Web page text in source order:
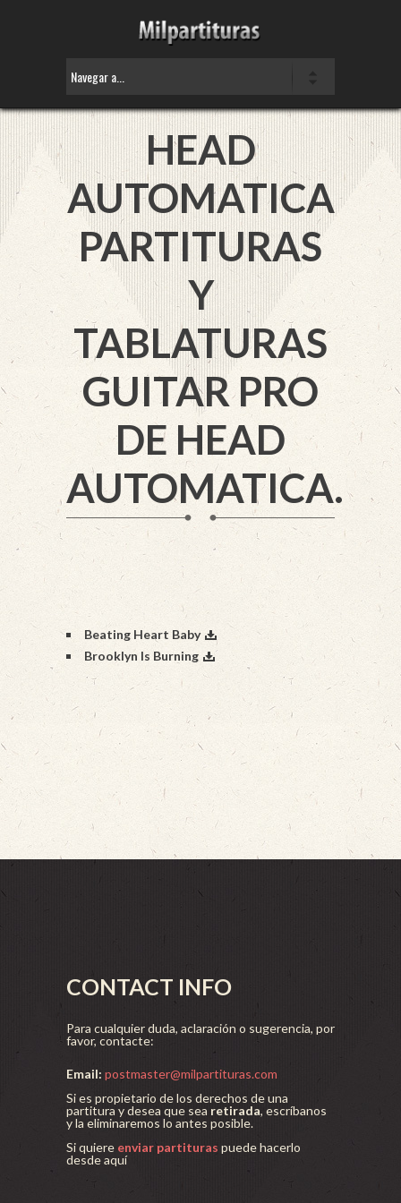
HEAD
AUTOMATICA
PARTITURAS
Y
TABLATURAS
GUITAR PRO
DE HEAD
AUTOMATICA.
Beating Heart Baby
Brooklyn Is Burning
CONTACT INFO
Para cualquier duda, aclaración o sugerencia, por
favor, contacte:
Email: postmaster@milpartituras.com
Si es propietario de los derechos de una
partitura y desea que sea retirada, escríbanos
y la eliminaremos lo antes posible.
Si quiere enviar partituras puede hacerlo
desde aquí